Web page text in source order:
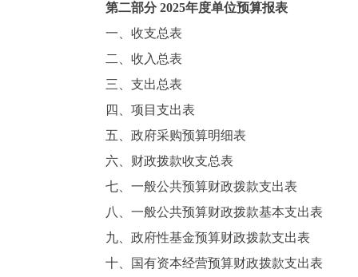
第二部分 2025年度单位预算报表
一、收支总表
二、收入总表
三、支出总表
四、项目支出表
五、政府采购预算明细表
六、财政拨款收支总表
七、一般公共预算财政拨款支出表
八、一般公共预算财政拨款基本支出表
九、政府性基金预算财政拨款支出表
十、国有资本经营预算财政拨款支出表